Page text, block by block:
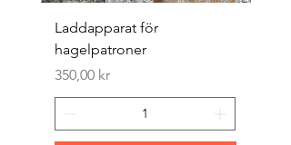
Laddapparat för
hagelpatroner
Pris
350,00 kr